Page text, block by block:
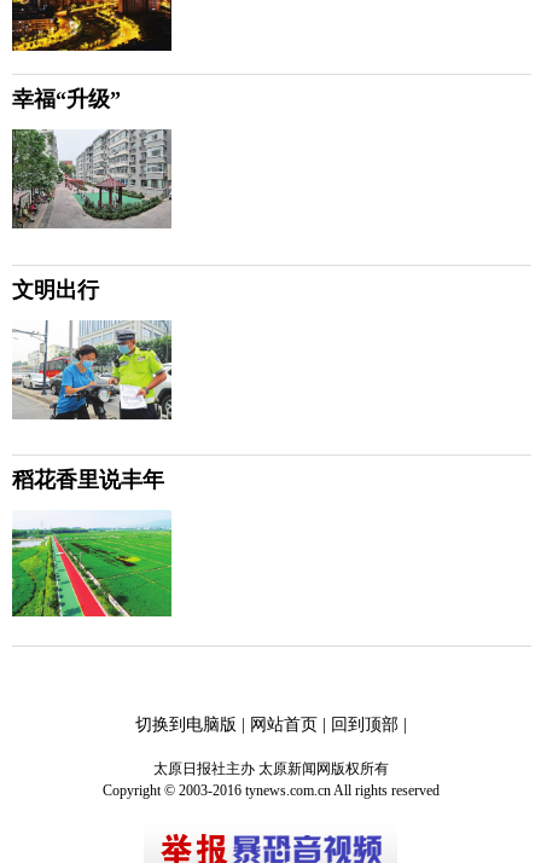
幸福“升级”
文明出行
稻花香里说丰年
切换到电脑版 | 网站首页| 回到顶部|
太原日报社主办 太原新闻网版权所有
Copyright © 2003-2016 tynews.com.cn All rights reserved